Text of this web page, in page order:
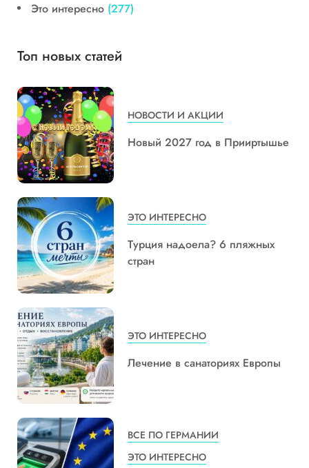
Это интересно (277)
Топ новых статей
НОВОСТИ И АКЦИИ
Новый 2027 год в Прииртышье
ЭТО ИНТЕРЕСНО
Турция надоела? 6 пляжных
стран
ЭТО ИНТЕРЕСНО
Лечение в санаториях Европы
ВСЕ ПО ГЕРМАНИИ
ЭТО ИНТЕРЕСНО